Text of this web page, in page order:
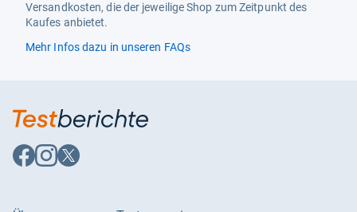
Versandkosten, die der jeweilige Shop zum Zeitpunkt des
Kaufes anbietet.
Mehr Infos dazu in unseren FAQs
Auf
Facebook
Auf
Instagram
Auf
X